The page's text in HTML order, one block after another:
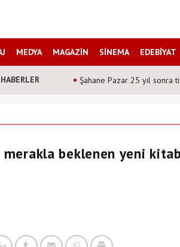
MEDYA MAGAZİN SİNEMA EDEBİYAT
Şahane Pazar 25 yıl sonra
beklenen yeni